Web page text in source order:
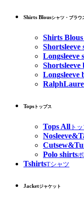
Shirts Blousシャツ・ブラウ
Shirts
Shortsleeve
Longsleeve
Shortsleeve
Longsleeve
Tops トップス
Tops All ト
Polo shirts
TshirtsTシャツ
Jacketジャケット